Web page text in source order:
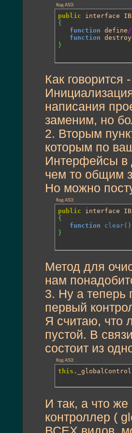
Код AS3:
public
{
function define
function destroy
}
Как говорится
написания
заменим, но
2. Вторым
которым по
Интерфейсы в
чем то общим
Но можно
Код AS3:
public
{
function
clear( )
}
Метод для
нам
3. Ну а теперь
первый
Я считаю, что
пустой. В
состоит из
Код AS3:
this
И так, а что же
контроллер (